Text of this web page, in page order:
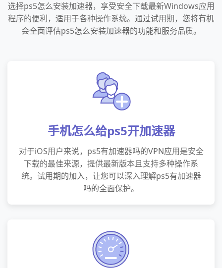
选择ps5怎么安装加速器，享受安全下载最新Windows应用
程序的便利，适用于各种操作系统。通过试用期，您将有机
会全面评估ps5怎么安装加速器的功能和服务品质。
手机怎么给ps5开加速器
对于iOS用户来说，ps5有加速器吗的VPN应用是安全
下载的最佳来源，提供最新版本且支持多种操作系
统。试用期的加入，让您可以深入理解ps5有加速器
吗的全面保护。